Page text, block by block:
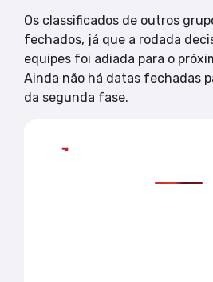
Os classificados de outros
fechados, já que a rodada
equipes foi adiada para o
Ainda não há datas fechadas
da segunda fase.